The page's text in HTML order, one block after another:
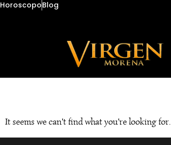
HoroscopoBlog
It seems we can't find what you're looking for.